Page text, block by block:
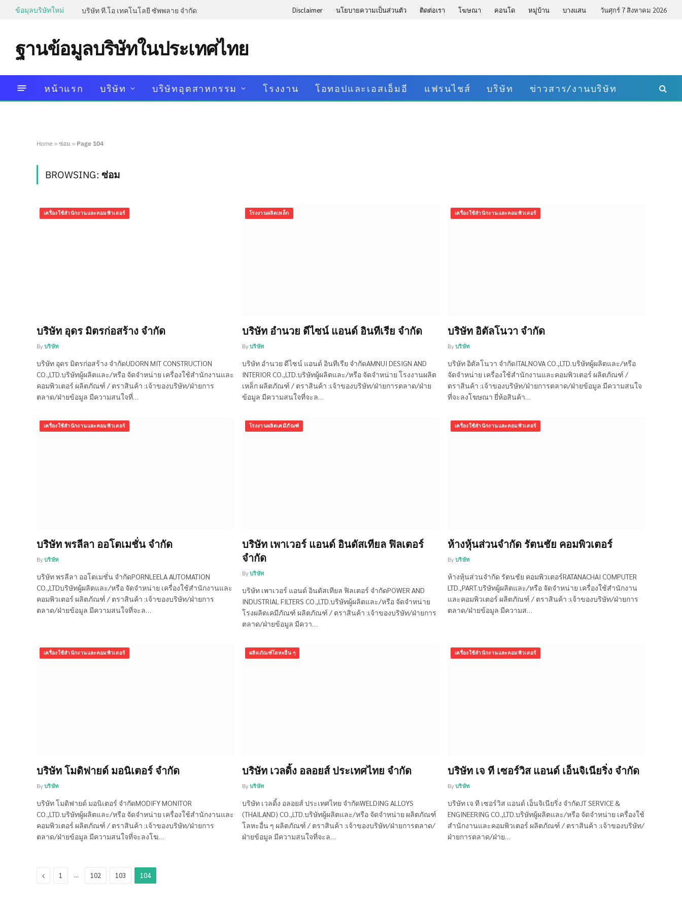
ข้อมุลบริษัทใหม่ บริษัท ที.โอ เทคโนโลยี ซัพพลาย จำกัด Disclaimer นโยบายความเป็นส่วนตัว ติดต่อเรา โฆษณา คอนโด หมู่บ้าน บางแสน วันศุกร์ 7 สิงหาคม 2026
ฐานข้อมูลบริษัทในประเทศไทย
หน้าแรก บริษัท บริษัทอุตสาหกรรม โรงงาน โอทอปและเอสเอ็มอี แฟรนไชส์ บริษัท ข่าวสาร/งานบริษัท
Home » ซ่อม » Page 104
BROWSING: ซ่อม
เครื่องใช้สำนักงานและคอมพิวเตอร์
บริษัท อุดร มิตรก่อสร้าง จำกัด
By บริษัท
บริษัท อุดร มิตรก่อสร้าง จำกัดUDORN MIT CONSTRUCTION
CO.,LTD.บริษัทผู้ผลิตและ/หรือ จัดจำหน่าย เครื่องใช้สำนักงานและ
คอมพิวเตอร์ ผลิตภัณฑ์ / ตราสินค้า :เจ้าของบริษัท/ฝ่ายการ
ตลาด/ฝ่ายข้อมูล มีความสนใจที่…
โรงงานผลิตเหล็ก
บริษัท อำนวย ดีไซน์ แอนด์ อินทีเรีย จำกัด
By บริษัท
บริษัท อำนวย ดีไซน์ แอนด์ อินทีเรีย จำกัดAMNUI DESIGN AND
INTERIOR CO.,LTD.บริษัทผู้ผลิตและ/หรือ จัดจำหน่าย โรงงานผลิต
เหล็ก ผลิตภัณฑ์ / ตราสินค้า :เจ้าของบริษัท/ฝ่ายการตลาด/ฝ่าย
ข้อมูล มีความสนใจที่จะล…
เครื่องใช้สำนักงานและคอมพิวเตอร์
บริษัท อิตัลโนวา จำกัด
By บริษัท
บริษัท อิตัลโนวา จำกัดITALNOVA CO.,LTD.บริษัทผู้ผลิตและ/หรือ
จัดจำหน่าย เครื่องใช้สำนักงานและคอมพิวเตอร์ ผลิตภัณฑ์ /
ตราสินค้า :เจ้าของบริษัท/ฝ่ายการตลาด/ฝ่ายข้อมูล มีความสนใจ
ที่จะลงโฆษณา ยี่ห้อสินค้า…
เครื่องใช้สำนักงานและคอมพิวเตอร์
บริษัท พรลีลา ออโตเมชั่น จำกัด
By บริษัท
บริษัท พรลีลา ออโตเมชั่น จำกัดPORNLEELA AUTOMATION
CO.,LTDบริษัทผู้ผลิตและ/หรือ จัดจำหน่าย เครื่องใช้สำนักงานและ
คอมพิวเตอร์ ผลิตภัณฑ์ / ตราสินค้า :เจ้าของบริษัท/ฝ่ายการ
ตลาด/ฝ่ายข้อมูล มีความสนใจที่จะล…
โรงงานผลิตเคมีภัณฑ์
บริษัท เพาเวอร์ แอนด์ อินดัสเทียล ฟิลเตอร์
จำกัด
By บริษัท
บริษัท เพาเวอร์ แอนด์ อินดัสเทียล ฟิลเตอร์ จำกัดPOWER AND
INDUSTRIAL FILTERS CO.,LTD.บริษัทผู้ผลิตและ/หรือ จัดจำหน่าย
โรงผลิตเคมีภัณฑ์ ผลิตภัณฑ์ / ตราสินค้า :เจ้าของบริษัท/ฝ่ายการ
ตลาด/ฝ่ายข้อมูล มีควา…
เครื่องใช้สำนักงานและคอมพิวเตอร์
ห้างหุ้นส่วนจำกัด รัตนชัย คอมพิวเตอร์
By บริษัท
ห้างหุ้นส่วนจำกัด รัตนชัย คอมพิวเตอร์RATANACHAI COMPUTER
LTD.,PART.บริษัทผู้ผลิตและ/หรือ จัดจำหน่าย เครื่องใช้สำนักงาน
และคอมพิวเตอร์ ผลิตภัณฑ์ / ตราสินค้า :เจ้าของบริษัท/ฝ่ายการ
ตลาด/ฝ่ายข้อมูล มีความส…
เครื่องใช้สำนักงานและคอมพิวเตอร์
บริษัท โมดิฟายด์ มอนิเตอร์ จำกัด
By บริษัท
บริษัท โมดิฟายด์ มอนิเตอร์ จำกัดMODIFY MONITOR
CO.,LTD.บริษัทผู้ผลิตและ/หรือ จัดจำหน่าย เครื่องใช้สำนักงานและ
คอมพิวเตอร์ ผลิตภัณฑ์ / ตราสินค้า :เจ้าของบริษัท/ฝ่ายการ
ตลาด/ฝ่ายข้อมูล มีความสนใจที่จะลงโฆ…
ผลิตภัณฑ์โลหะอื่น ๆ
บริษัท เวลดิ้ง อลอยส์ ประเทศไทย จำกัด
By บริษัท
บริษัท เวลดิ้ง อลอยส์ ประเทศไทย จำกัดWELDING ALLOYS
(THAILAND) CO.,LTD.บริษัทผู้ผลิตและ/หรือ จัดจำหน่าย ผลิตภัณฑ์
โลหะอื่น ๆ ผลิตภัณฑ์ / ตราสินค้า :เจ้าของบริษัท/ฝ่ายการตลาด/
ฝ่ายข้อมูล มีความสนใจที่จะล…
เครื่องใช้สำนักงานและคอมพิวเตอร์
บริษัท เจ ที เซอร์วิส แอนด์ เอ็นจิเนียริ่ง จำกัด
By บริษัท
บริษัท เจ ที เซอร์วิส แอนด์ เอ็นจิเนียริ่ง จำกัดJT SERVICE &
ENGINEERING CO.,LTD.บริษัทผู้ผลิตและ/หรือ จัดจำหน่าย เครื่องใช้
สำนักงานและคอมพิวเตอร์ ผลิตภัณฑ์ / ตราสินค้า :เจ้าของบริษัท/
ฝ่ายการตลาด/ฝ่าย…
Previous
1 … 102 103 104